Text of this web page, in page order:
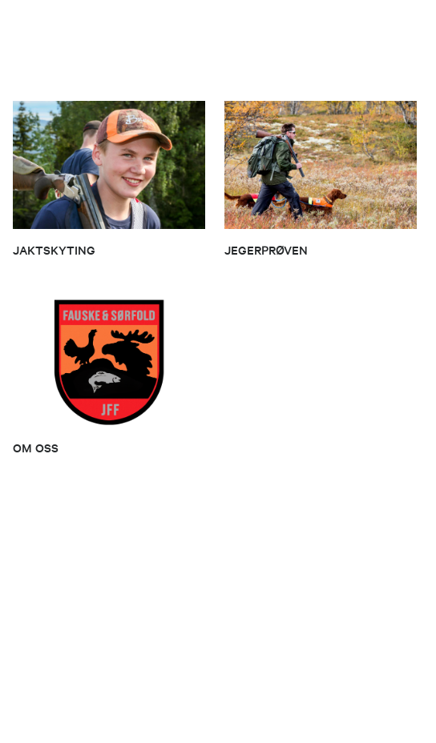
JAKTSKYTING JEGERPRØVEN
OM OSS